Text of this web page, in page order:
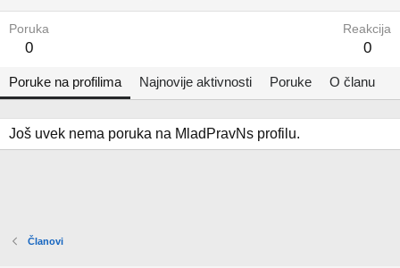
Poruka
0
Reakcija
0
Poruke na profilima Najnovije aktivnosti Poruke O članu
Još uvek nema poruka na MladPravNs profilu.
Članovi